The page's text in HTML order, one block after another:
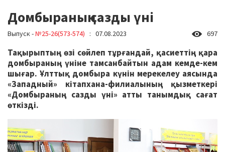
Домбыраның сазды үні
Выпуск -№25-26(573-574) : 07.08.2023 697
Тақырыптың өзі сөйлеп тұрғандай, қасиеттің қара
домбыраның үніне тамсанбайтын адам кемде-кем
шығар. Ұлттық домбыра күнін мерекелеу аясында
«Западный» кітапхана-филиалының қызметкері
«Домбыраның сазды үні» атты танымдық сағат
өткізді.